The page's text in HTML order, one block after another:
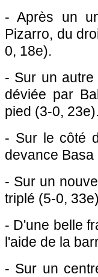
- Après un
Pizarro, du
0, 18e).
- Sur un
déviée par
pied (3-0, 23e).
- Sur le côté
devance
- Sur un
triplé (5-0,
- D'une belle
l'aide de la
- Sur un